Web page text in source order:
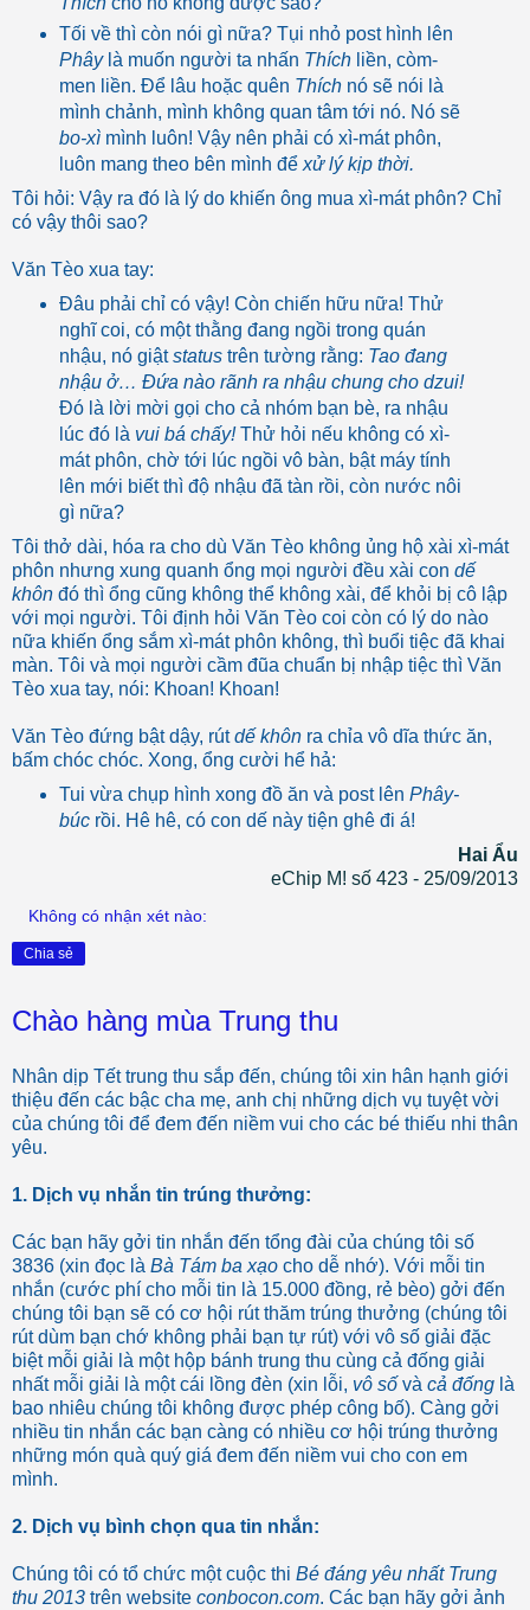
Tối về thì còn nói gì nữa? Tụi nhỏ post hình lên
Phâylà muốn người ta nhấn Thíchliền, còm-
men liền. Để lâu hoặc quên Thíchnó sẽ nói là
mình chảnh, mình không quan tâm tới nó. Nó sẽ
bo-xìmình luôn! Vậy nên phải có xì-mát phôn,
luôn mang theo bên mình để xử lý kịp thời.
Tôi hỏi: Vậy ra đó là lý do khiến ông mua xì-mát phôn? Chỉ
có vậy thôi sao?
Văn Tèo xua tay:
Đâu phải chỉ có vậy! Còn chiến hữu nữa! Thử
nghĩ coi, có một thằng đang ngồi trong quán
nhậu, nó giậtstatustrên tường rằng: Tao đang
nhậu ở… Đứa nào rãnh ra nhậu chung cho dzui!
Đó là lời mời gọi cho cả nhóm bạn bè, ra nhậu
lúc đó là vui bá chấy!Thử hỏi nếu không có xì-
mát phôn, chờ tới lúc ngồi vô bàn, bật máy tính
lên mới biết thì độ nhậu đã tàn rồi, còn nước nôi
gì nữa?
Tôi thở dài, hóa ra cho dù Văn Tèo không ủng hộ xài xì-mát
phôn nhưng xung quanh ổng mọi người đều xài con dế
khôn đó thì ổng cũng không thể không xài, để khỏi bị cô lập
với mọi người. Tôi định hỏi Văn Tèo coi còn có lý do nào
nữa khiến ổng sắm xì-mát phôn không, thì buổi tiệc đã khai
màn. Tôi và mọi người cầm đũa chuẩn bị nhập tiệc thì Văn
Tèo xua tay, nói: Khoan! Khoan!
Văn Tèo đứng bật dậy, rútdế khôn ra chỉa vô dĩa thức ăn,
bấm chóc chóc. Xong, ổng cười hể hả:
Tui vừa chụp hình xong đồ ăn và post lên Phây-
búcrồi. Hê hê, có con dế này tiện ghê đi á!
Hai Ẩu
eChip M! số 423 - 25/09/2013
Không có nhận xét nào:
Chia sẻ
Chào hàng mùa Trung thu
Nhân dịp Tết trung thu sắp đến, chúng tôi xin hân hạnh giới
thiệu đến các bậc cha mẹ, anh chị những dịch vụ tuyệt vời
của chúng tôi để đem đến niềm vui cho các bé thiếu nhi thân
yêu.
1. Dịch vụ nhắn tin trúng thưởng:
Các bạn hãy gởi tin nhắn đến tổng đài của chúng tôi số
3836 (xin đọc là Bà Tám ba xạo cho dễ nhớ). Với mỗi tin
nhắn (cước phí cho mỗi tin là 15.000 đồng, rẻ bèo) gởi đến
chúng tôi bạn sẽ có cơ hội rút thăm trúng thưởng (chúng tôi
rút dùm bạn chớ không phải bạn tự rút) với vô số giải đặc
biệt mỗi giải là một hộp bánh trung thu cùng cả đống giải
nhất mỗi giải là một cái lồng đèn (xin lỗi, vô số và cả đống là
bao nhiêu chúng tôi không được phép công bố). Càng gởi
nhiều tin nhắn các bạn càng có nhiều cơ hội trúng thưởng
những món quà quý giá đem đến niềm vui cho con em
mình.
2. Dịch vụ bình chọn qua tin nhắn:
Chúng tôi có tổ chức một cuộc thi Bé đáng yêu nhất Trung
thu 2013 trên website conbocon.com. Các bạn hãy gởi ảnh